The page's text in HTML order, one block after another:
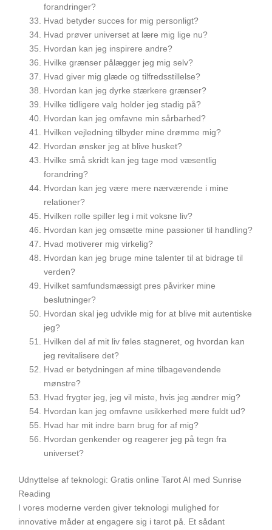
forandringer?
Hvad betyder succes for mig personligt?
Hvad prøver universet at lære mig lige nu?
Hvordan kan jeg inspirere andre?
Hvilke grænser pålægger jeg mig selv?
Hvad giver mig glæde og tilfredsstillelse?
Hvordan kan jeg dyrke stærkere grænser?
Hvilke tidligere valg holder jeg stadig på?
Hvordan kan jeg omfavne min sårbarhed?
Hvilken vejledning tilbyder mine drømme mig?
Hvordan ønsker jeg at blive husket?
Hvilke små skridt kan jeg tage mod væsentlig
forandring?
Hvordan kan jeg være mere nærværende i mine
relationer?
Hvilken rolle spiller leg i mit voksne liv?
Hvordan kan jeg omsætte mine passioner til handling?
Hvad motiverer mig virkelig?
Hvordan kan jeg bruge mine talenter til at bidrage til
verden?
Hvilket samfundsmæssigt pres påvirker mine
beslutninger?
Hvordan skal jeg udvikle mig for at blive mit autentiske
jeg?
Hvilken del af mit liv føles stagneret, og hvordan kan
jeg revitalisere det?
Hvad er betydningen af mine tilbagevendende
mønstre?
Hvad frygter jeg, jeg vil miste, hvis jeg ændrer mig?
Hvordan kan jeg omfavne usikkerhed mere fuldt ud?
Hvad har mit indre barn brug for af mig?
Hvordan genkender og reagerer jeg på tegn fra
universet?
Udnyttelse af teknologi: Gratis online Tarot AI med Sunrise
Reading
I vores moderne verden giver teknologi mulighed for
innovative måder at engagere sig i tarot på. Et sådant